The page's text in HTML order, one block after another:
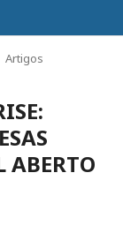
Artigos
ABERTO